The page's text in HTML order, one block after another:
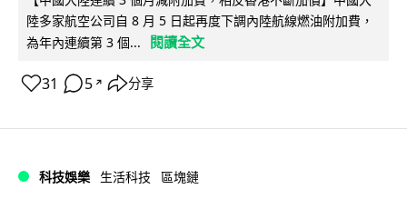
陸多家航空公司自 8 月 5 日起再度下調內陸航線燃油附加費，
為年內連續第 3 個...
閱讀全文
31 5 ↗ 分享
科技娛樂 生活科技 區塊鏈